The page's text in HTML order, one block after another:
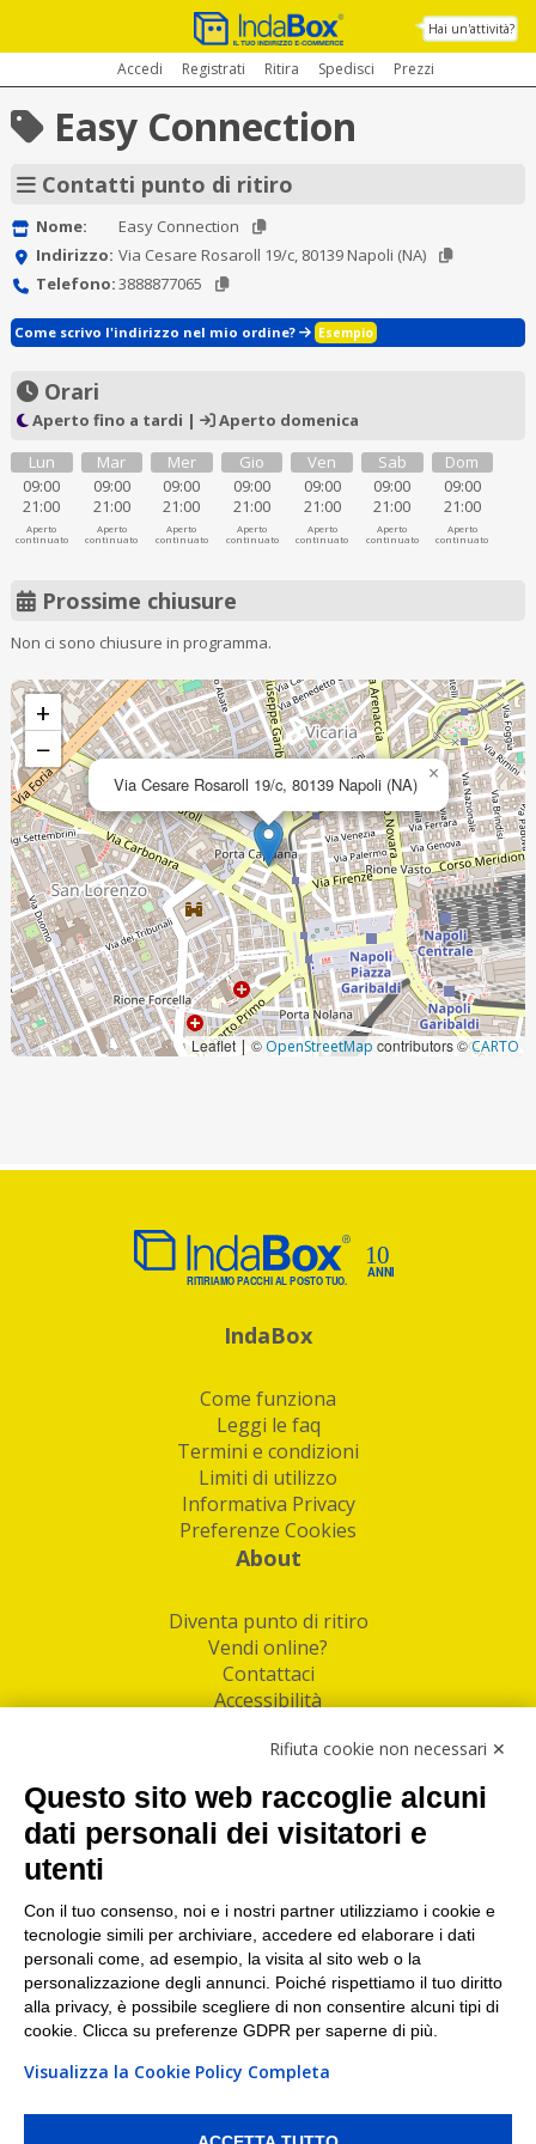
Hai un'attività?
Accedi Registrati Ritira Spedisci Prezzi
Easy Connection
Contatti punto di ritiro
Nome:
Easy Connection
Indirizzo: Via Cesare Rosaroll 19/c, 80139 Napoli (NA)
Telefono:3888877065
Come scrivo l'indirizzo nel mio ordine? Esempio
Orari
Aperto fino a tardi |
Aperto domenica
Lun
09:00
21:00
Aperto
continuato
Mar
09:00
21:00
Aperto
continuato
Mer
09:00
21:00
Aperto
continuato
Gio
09:00
21:00
Aperto
continuato
Ven
09:00
21:00
Aperto
continuato
Sab
09:00
21:00
Aperto
continuato
Dom
09:00
21:00
Aperto
continuato
Prossime chiusure
Non ci sono chiusure in programma.
Via Cesare Rosaroll 19/c, 80139 Napoli (NA) ×
+
−
Leaflet | ©OpenStreetMap contributors ©CARTO
IndaBox
Come funziona
Leggi le faq
Termini e condizioni
Limiti di utilizzo
Informativa Privacy
Preferenze Cookies
About
Diventa punto di ritiro
Vendi online?
Contattaci
Accessibilità
Facebook
Linkedin
I nostri punti di ritiro e spedizione pacchi nelle
maggiori città italiane
Torino|Milano|Roma|Bologna|Firenze| Genova
Napoli|Varese
PI/CF/N°Iscr.: 10821360012 | REA: RM 1494760 | Cap.Soc.: 50.000€ |
Whistleblowing|Privacy |Preferenze Cookies
Rifiuta cookie non necessari ✕
Questo sito web raccoglie alcuni
dati personali dei visitatori e
utenti
Con il tuo consenso, noi e i nostri partner utilizziamo i cookie e
tecnologie simili per archiviare, accedere ed elaborare i dati
personali come, ad esempio, la visita al sito web o la
personalizzazione degli annunci. Poiché rispettiamo il tuo diritto
alla privacy, è possibile scegliere di non consentire alcuni tipi di
cookie. Clicca su preferenze GDPR per saperne di più.
Visualizza la Cookie Policy Completa